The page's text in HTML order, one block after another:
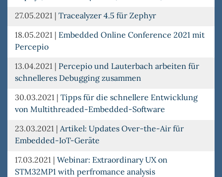
27.05.2021 | Tracealyzer 4.5 für Zephyr
18.05.2021 | Embedded Online Conference 2021 mit
Percepio
13.04.2021 | Percepio und Lauterbach arbeiten für
schnelleres Debugging zusammen
30.03.2021 | Tipps für die schnellere Entwicklung
von Multithreaded-Embedded-Software
23.03.2021 | Artikel: Updates Over-the-Air für
Embedded-IoT-Geräte
17.03.2021 | Webinar: Extraordinary UX on
STM32MP1 with perfromance analysis